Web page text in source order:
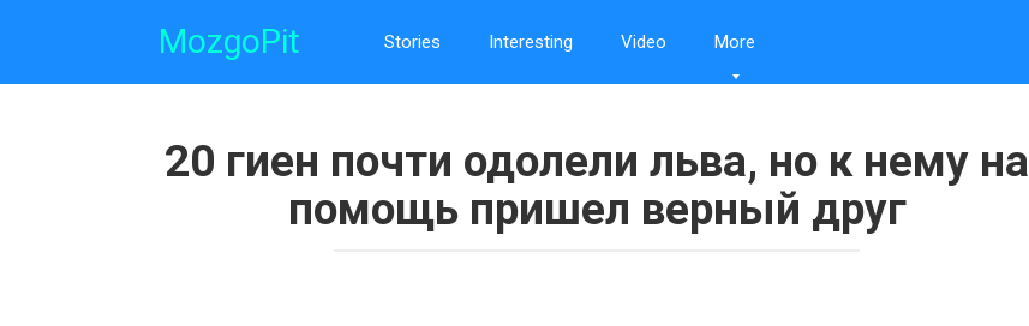
MozgoPit Stories Interesting Video More
20 гиен почти одолели льва, но к нему на
помощь пришел верный друг